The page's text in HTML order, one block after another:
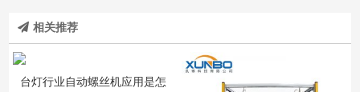
相关推荐
台灯行业自动螺丝机应用是怎